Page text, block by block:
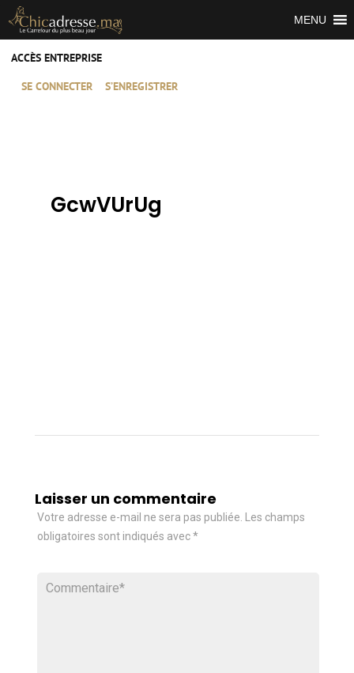
ACCÈS ENTREPRISE
S’ENREGISTRER
SE CONNECTER
MENU
GcwVUrUg
Laisser un commentaire
Votre adresse e-mail ne sera pas publiée.
Les champs
obligatoires sont indiqués avec*